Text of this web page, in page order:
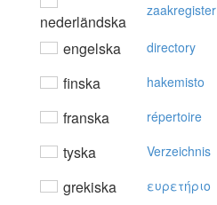
nederländska
zaakregister
engelska directory
finska hakemisto
franska répertoire
tyska Verzeichnis
grekiska ευρετήριo